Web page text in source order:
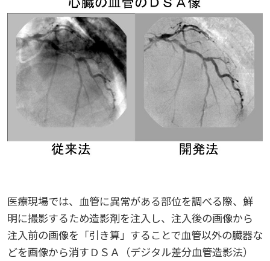
アドミッション・ポリシー（2027年度以降入学
生）
アドミッション・ポリシー（2024～2026年度入学
生）
カリキュラム・ポリシー
カリキュラム・ポリシー（2024年度以降入学生）
カリキュラム・ポリシー（2023年度入学生）
カリキュラム・ポリシー（2020～2022年度入学
生）
カリキュラム・ポリシー（2016～2019年度心理・
薬・医療栄養）
ディプロマ・ポリシー
ディプロマ・ポリシー（2024年度入学生）
ディプロマ・ポリシー（2020～2023年度入学生）
ディプロマ・ポリシー（2015年度以前入学生）
大学院ディプロマ・ポリシー（2024年度入学生）
沿革
学園からのメッセージ
大学章と大学旗
UI（ユニバーシティ・アイデンティティ）
学生生活支援について
就職支援について
動物実験に関する情報について
財務・事業計画等について
自己点検・評価
大学機関別認証評価
文部科学省への設置認可・届出書類・履行状況報
告書
施設を動画で紹介
キャンパスの歴史を振り返る
心理臨床センター
学生寮・学生研修棟
東広島キャンパス
呉キャンパス
基盤教育センター
基盤教育センターでの教育活動・概要
専門職連携教育センター
メディア掲載情報
SNS公式アカウント
SDGsについて
交通アクセス
学園・姉妹校のご案内
お問い合わせ
看護学部
薬学部
医療経営学専攻
心理学専攻
看護学専攻
薬学研究科
助産学専攻科
エクステンション講座
開講講座
受講申込方法
就職データ
キャリア支援係利用案内
研究者要覧
研究者情報（学会賞・研究者インタビュー）
公的研究費の責任体系について
安全保障貿易管理
連携・協定について
研究情報の公開について（オプトアウト）
公開講座
公開講座
公開講座 過去の開講コース
高大連携
子ども向け体験講座
子ども向け体験講座
ボランティア活動
広島国際大学Town＆Gownoffice東広島
健幸ステーション
国際交流
国際化ビジョン
海外研修情報
海外研修
海外専門研修
外国人留学生
アクセス
医療現場では、血管に異常がある部位を調べる際、鮮
明に撮影するため造影剤を注入し、注入後の画像から
注入前の画像を「引き算」することで血管以外の臓器な
どを画像から消すＤＳＡ（デジタル差分血管造影法）
2019
2018
2017
2014
2013
2023
2022
2021